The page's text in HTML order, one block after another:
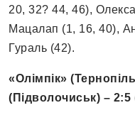
20, 32? 44, 46),
Мацалап (1, 16, 40),
Гураль (42).
«Олімпік»
(Підволочиськ) – 2:5